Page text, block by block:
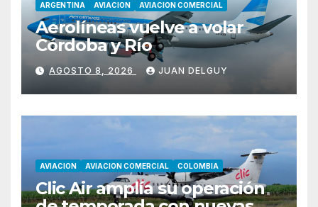
ARGENTINA AVIACION AVIACION COMERCIAL
Aerolíneas vuelve a volar
Córdoba y Río
AGOSTO 8, 2026 JUAN DELGUY
AVIACION AVIACION COMERCIAL COLOMBIA
Clic Air amplía su operación